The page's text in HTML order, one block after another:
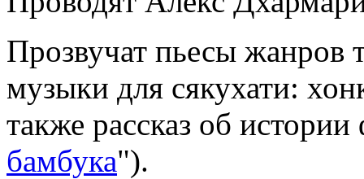
Прозвучат пьесы жанров
музыки для сякухати:
также рассказ об
бамбука").